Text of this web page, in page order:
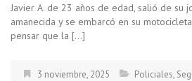
Javier A. de 23 años de edad, salió de su
amanecida y se embarcó en su
pensar que la […]
3 noviembre, 2025 Policiales,